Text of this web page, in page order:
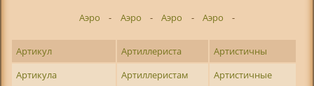
Аэро
- Аэро - Аэро - Аэро -
Артикул Артиллериста
Артистичны
Артикула
Артиллеристам
Артистичные